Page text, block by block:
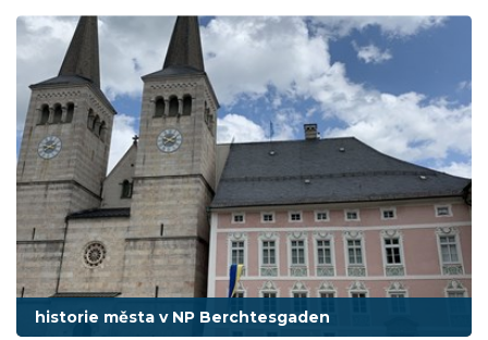
historie města v NP Berchtesgaden